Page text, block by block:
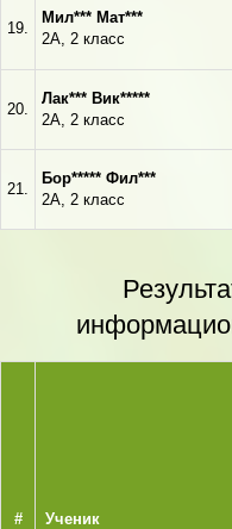
19.
Мил*** Мат***
2А, 2 класс
20.
Лак*** Вик*****
2А, 2 класс
21.
Бор***** Фил***
2А, 2 класс
# Ученик